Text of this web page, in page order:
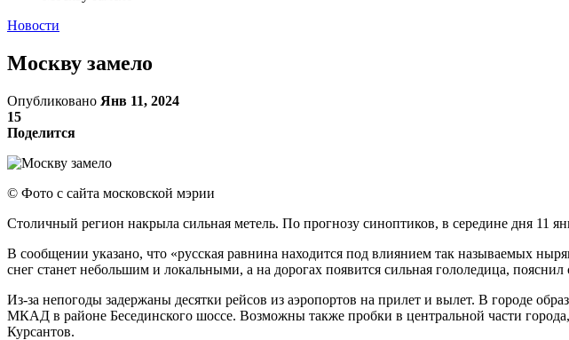
Новости
Москву замело
Опубликовано Янв 11, 2024
15
Поделится
© Фото с сайта московской мэрии
Столичный регион накрыла сильная метель. По прогнозу синоптиков, в середине дня 11
В сообщении указано, что «русская равнина находится под влиянием так называемых
снег станет небольшим и локальными, а на дорогах появится сильная гололедица,
Из-за непогоды задержаны десятки рейсов из аэропортов на прилет и вылет. В городе
МКАД в районе Бесединского шоссе. Возможны также пробки в центральной части
Курсантов.